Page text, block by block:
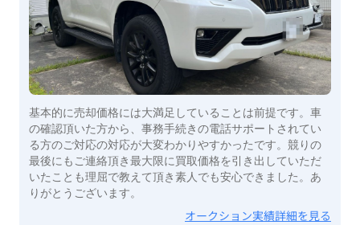
基本的に売却価格には大満足していることは前提です。車
の確認頂いた方から、事務手続きの電話サポートされてい
る方のご対応の対応が大変わかりやすかったです。競りの
最後にもご連絡頂き最大限に買取価格を引き出していただ
いたことも理屈で教えて頂き素人でも安心できました。あ
りがとうございます。
オークション実績詳細を見る